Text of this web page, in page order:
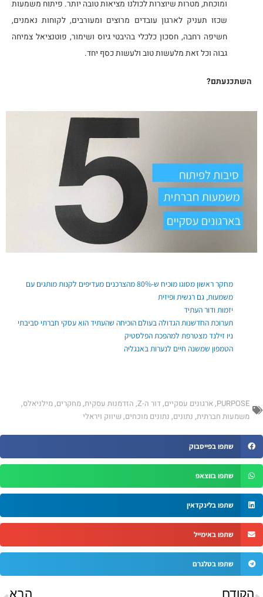
ומוכחת, מטרות שיוצרות לכולנו מציאות טובה יותר. פיתוח משמעות
שכזו תעניק לארגון עובדים מרוצים ומעורבים, לקוחות נאמנים,
חשיפה רחבה, חסכון כלכלי בהיבטי גיוס ושימור, פוטנציאל צמיחה
גבוה וכל זאת מלעשות טוב ולעשות כסף יחד.
השתכנעתם?
מחקר ראשון מסוגו מוכיח ש-80% מהצרכנים מעדיפים לקנות מותגים עם
משמעות, גם רגשית ופיזית
יזמות ודור העתיד
תערוכת החדשנות הגדולה בעולם הוכיחה שהעתיד הוא עסקי חברתי סביבתי
ניו זילנד מצטרפת למהפכת הפלסטיק
הטמפון שמשנה חיים לנערות באנגליה
PURPOSE
,ארגונים עסקיים, דור ה-Z , הזדמנות עסקית,מחקרים,מילניאלס,
משמעות חברתית, נתונים, נתונים מוכחים, שיווק ויראלי
שתפו בפייסבוק
שתפו בווצאפ
שתפו בלינקדאין
שתפו באימייל
שתפו בטלגרם
הקודם הבא